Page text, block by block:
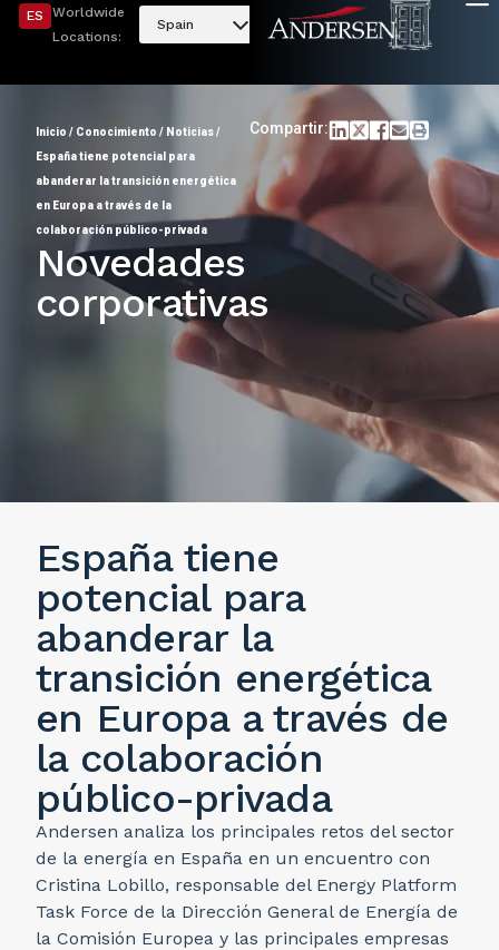
ES
Worldwide
Locations:
Spain
Inicio / Conocimiento / Noticias/
España tiene potencial para
abanderar la transición energética
en Europa a través de la
colaboración público-privada
Compartir:
Novedades
corporativas
España tiene
potencial para
abanderar la
transición energética
en Europa a través de
la colaboración
público-privada
Andersen analiza los principales retos del sector
de la energía en España en un encuentro con
Cristina Lobillo, responsable del Energy Platform
Task Force de la Dirección General de Energía de
la Comisión Europea y las principales empresas